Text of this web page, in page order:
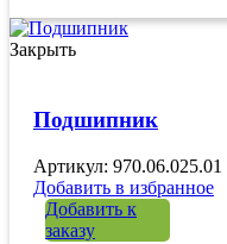
Закрыть
Подшипник
Артикул: 970.06.025.01
Добавить в избранное
Добавить к
заказу